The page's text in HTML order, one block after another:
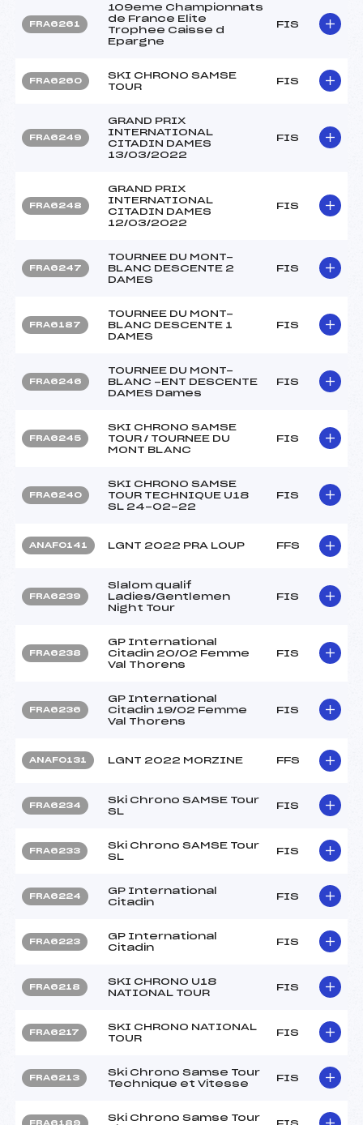
FRA6261
109eme Championnats
de France Elite
Trophee Caisse d
Epargne
FIS
FRA6260
SKI CHRONO SAMSE
TOUR
FIS
FRA6249
GRAND PRIX
INTERNATIONAL
CITADIN DAMES
13/03/2022
FIS
FRA6248
GRAND PRIX
INTERNATIONAL
CITADIN DAMES
12/03/2022
FIS
FRA6247
TOURNEE DU MONT-
BLANC DESCENTE 2
DAMES
FIS
FRA6187
TOURNEE DU MONT-
BLANC DESCENTE 1
DAMES
FIS
FRA6246
TOURNEE DU MONT-
BLANC -ENT DESCENTE
DAMES Dames
FIS
FRA6245
SKI CHRONO SAMSE
TOUR / TOURNEE DU
MONT BLANC
FIS
FRA6240
SKI CHRONO SAMSE
TOUR TECHNIQUE U18
SL 24-02-22
FIS
ANAF0141 LGNT 2022 PRA LOUP FFS
FRA6239
Slalom qualif
Ladies/Gentlemen
Night Tour
FIS
FRA6238
GP International
Citadin 20/02 Femme
Val Thorens
FIS
FRA6236
GP International
Citadin 19/02 Femme
Val Thorens
FIS
ANAF0131 LGNT 2022 MORZINE FFS
FRA6234
Ski Chrono SAMSE Tour
SL
FIS
FRA6233
Ski Chrono SAMSE Tour
SL
FIS
FRA6224
GP International
Citadin
FIS
FRA6223
GP International
Citadin
FIS
FRA6218
SKI CHRONO U18
NATIONAL TOUR
FIS
FRA6217
SKI CHRONO NATIONAL
TOUR
FIS
FRA6213
Ski Chrono Samse Tour
Technique et Vitesse
FIS
FRA6189
Ski Chrono Samse Tour
FIS